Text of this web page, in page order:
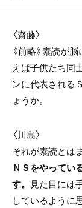
〈齋藤〉
《前略》素読が
えば子供たち同
ンに代表される
ょうか。
〈川島〉
それが素読とは
ＮＳをやってい
す。 見た目には
しているように